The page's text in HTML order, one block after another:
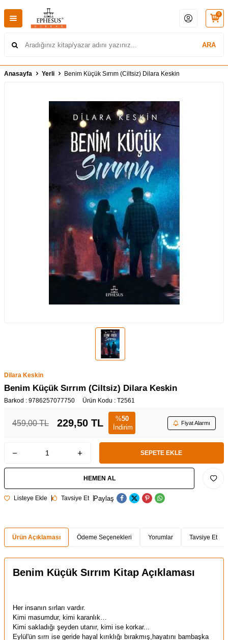
ARA
0
Anasayfa Yerli Benim Küçük Sırrım (Ciltsiz) Dilara Keskin
Dilara Keskin
Benim Küçük Sırrım (Ciltsiz) Dilara Keskin
Barkod : 9786257077750 Ürün Kodu : T2561
459,00TL 229,50 TL %50
İndirim
Fiyat Alarmı
SEPETE EKLE
HEMEN AL
Listeye Ekle Tavsiye Et Paylaş
Ürün Açıklaması Ödeme Seçenekleri Yorumlar Tavsiye Et
Benim Küçük Sırrım Kitap Açıklaması
Her insanın sırları vardır.
Kimi masumdur, kimi karanlık…
Kimi sakladığı şeyden utanır, kimi ise korkar...
Eylül'ün sırrı ise geride hayal kırıklığı bırakmış,hayatını bambaşka